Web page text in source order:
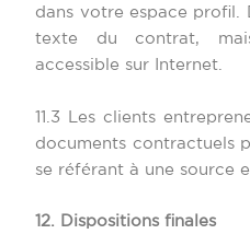
dans votre espace profil.
texte du contrat,
accessible sur Internet.
11.3 Les clients
documents contractuels
se référant à une source
12. Dispositions finales